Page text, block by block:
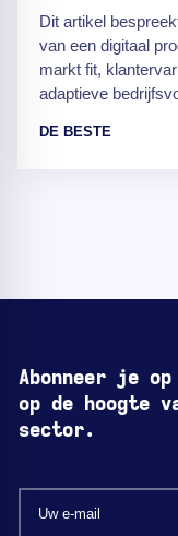
Dit artikel
van een digitaal
markt fit,
adaptieve
DE BESTE
Abonneer je
op de hoogte
sector.